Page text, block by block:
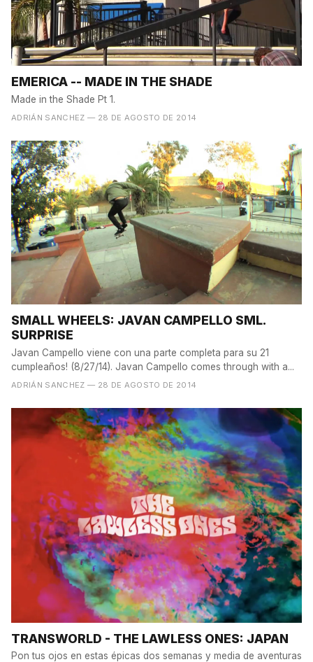
EMERICA -- MADE IN THE SHADE
Made in the Shade Pt 1.
ADRIÁN SANCHEZ — 28 DE AGOSTO DE 2014
SMALL WHEELS: JAVAN CAMPELLO SML.
SURPRISE
Javan Campello viene con una parte completa para su 21
cumpleaños! (8/27/14). Javan Campello comes through with a...
ADRIÁN SANCHEZ — 28 DE AGOSTO DE 2014
TRANSWORLD - THE LAWLESS ONES: JAPAN
Pon tus ojos en estas épicas dos semanas y media de aventuras